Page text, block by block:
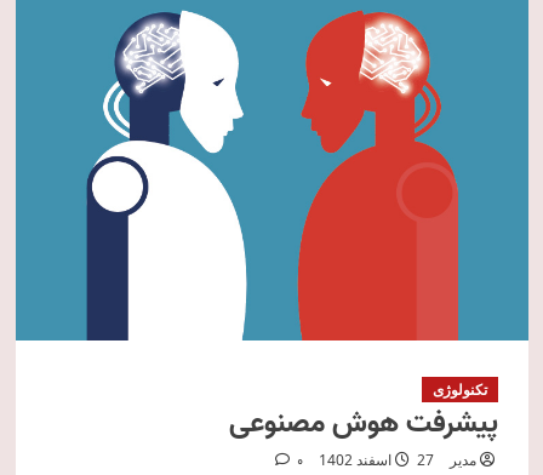
تکنولوژی
پیشرفت هوش مصنوعی
مدیر 27 اسفند 1402 0